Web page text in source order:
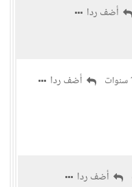
أضف ردا
أضف ردا
أضف ردا